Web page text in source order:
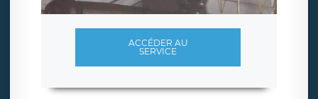
ACCÉDER AU
SERVICE